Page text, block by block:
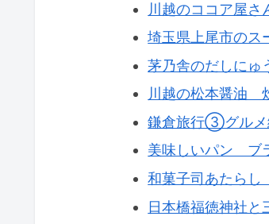
川越のココア屋さ
埼玉県上尾市の
茅乃舎のだしにゅ
川越の松本醤油
鎌倉旅行③グル
美味しいパン ブ
和菓子司あたらし
日本橋福徳神社と